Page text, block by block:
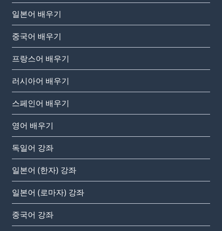
일본어 배우기
중국어 배우기
프랑스어 배우기
러시아어 배우기
스페인어 배우기
영어 배우기
독일어 강좌
일본어 (한자) 강좌
일본어 (로마자) 강좌
중국어 강좌